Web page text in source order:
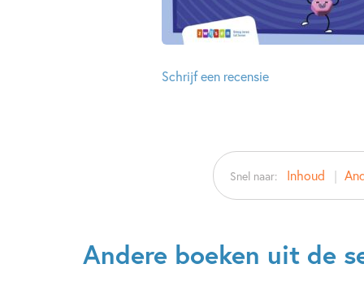
Schrijf een recensie
Snel naar: Inhoud
Andere boeken uit de